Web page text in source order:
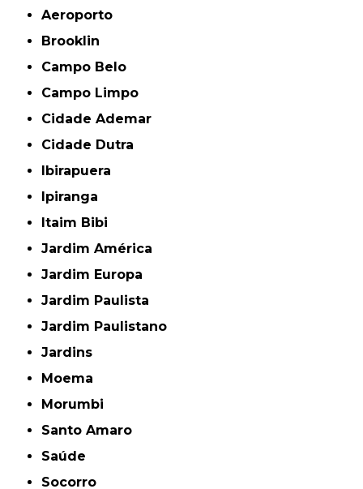
Aeroporto
Brooklin
Campo Belo
Campo Limpo
Cidade Ademar
Cidade Dutra
Ibirapuera
Ipiranga
Itaim Bibi
Jardim América
Jardim Europa
Jardim Paulista
Jardim Paulistano
Jardins
Moema
Morumbi
Santo Amaro
Saúde
Socorro